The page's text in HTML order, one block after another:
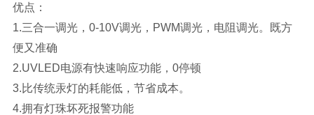
优点：
1.三合一调光，0-10V调光，PWM调光，电阻调光。既方
便又准确
2.UVLED电源有快速响应功能，0停顿
3.比传统汞灯的耗能低，节省成本。
4.拥有灯珠坏死报警功能